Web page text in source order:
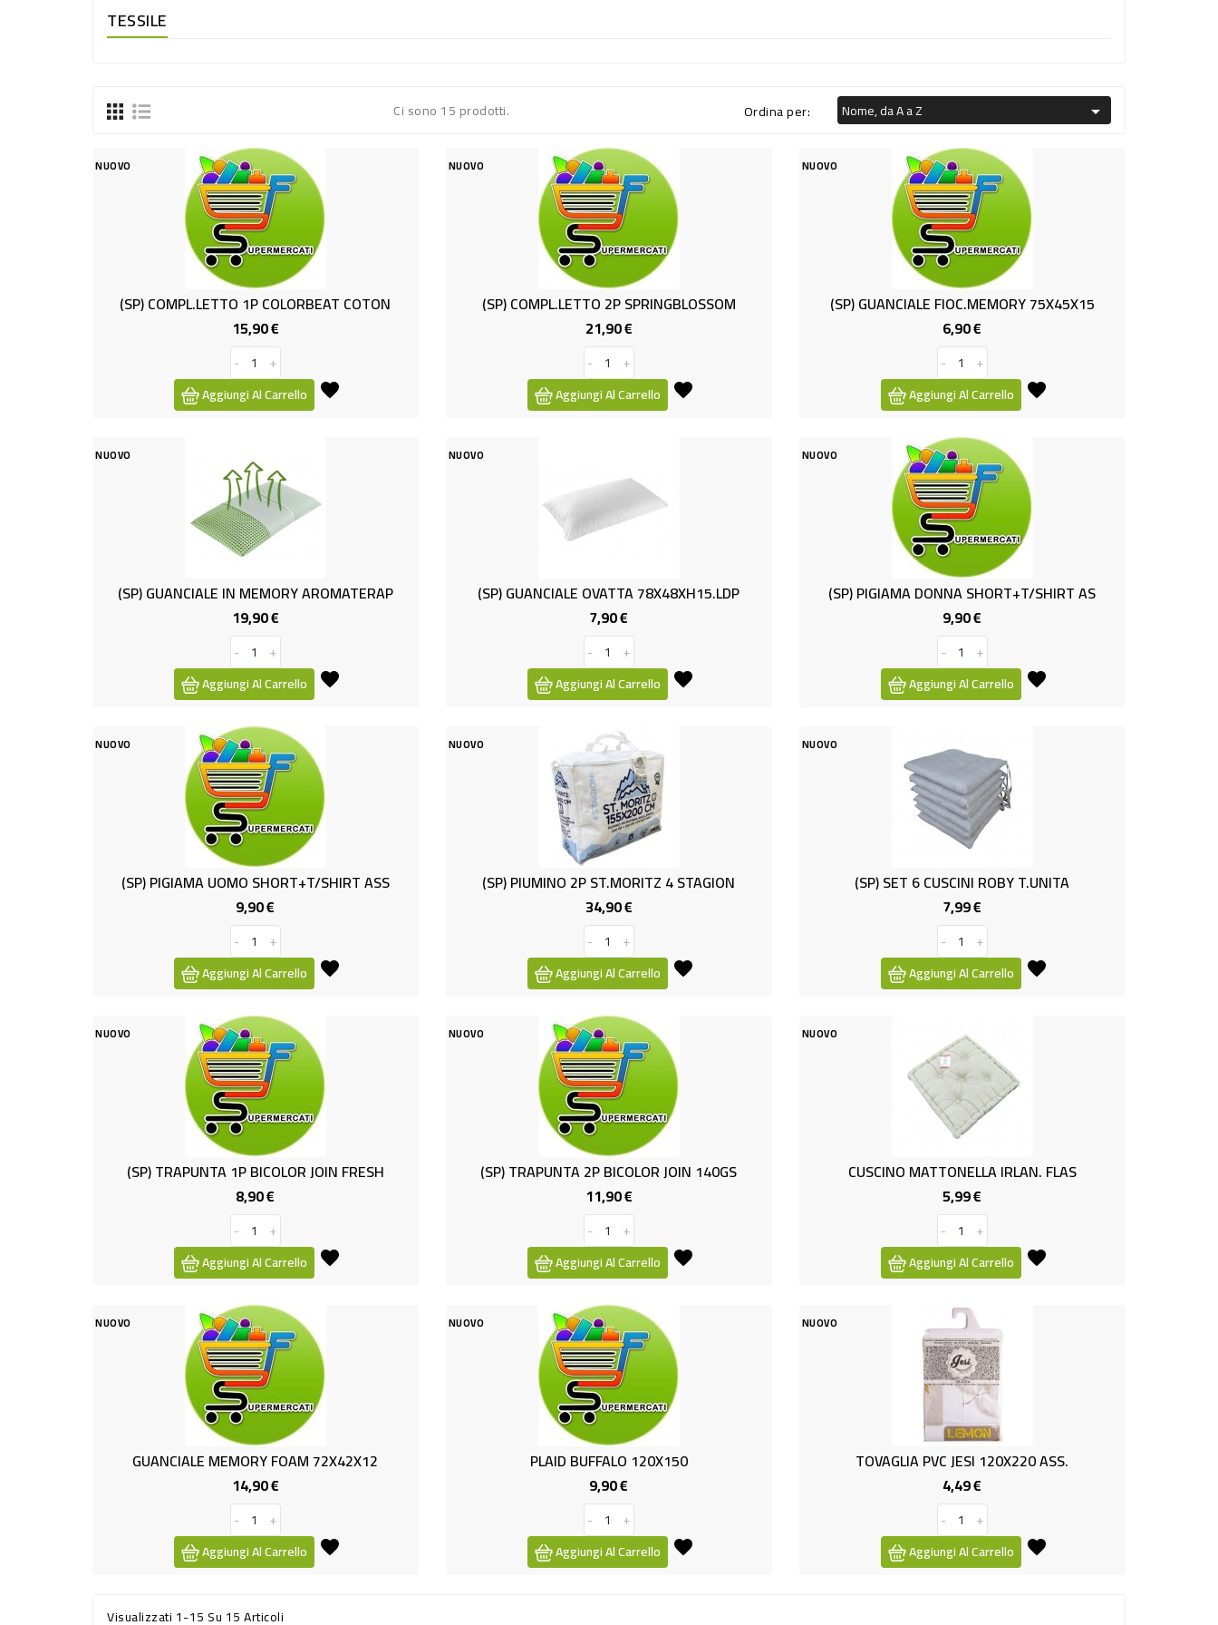
TESSILE
Ci sono 15 prodotti. Ordina per: Nome, da A a Z 
NUOVO
(SP) COMPL.LETTO 1P COLORBEAT COTON
15,90 €Prezzo
-
+
Aggiungi Al Carrello
NUOVO
(SP) COMPL.LETTO 2P SPRINGBLOSSOM
21,90 €Prezzo
-
+
Aggiungi Al Carrello
NUOVO
(SP) GUANCIALE FIOC.MEMORY 75X45X15
6,90 €
-
+
Aggiungi Al Carrello
NUOVO
(SP) GUANCIALE IN MEMORY AROMATERAP
19,90 €Prezzo
-
+
Aggiungi Al Carrello
NUOVO
(SP) GUANCIALE OVATTA 78X48XH15.LDP
7,90 €
-
+
Aggiungi Al Carrello
NUOVO
(SP) PIGIAMA DONNA SHORT+T/SHIRT AS
9,90 €
-
+
Aggiungi Al Carrello
NUOVO
(SP) PIGIAMA UOMO SHORT+T/SHIRT ASS
9,90 €
-
+
Aggiungi Al Carrello
NUOVO
(SP) PIUMINO 2P ST.MORITZ 4 STAGION
34,90 €Prezzo
-
+
Aggiungi Al Carrello
NUOVO
(SP) SET 6 CUSCINI ROBY T.UNITA
7,99 €
-
+
Aggiungi Al Carrello
NUOVO
(SP) TRAPUNTA 1P BICOLOR JOIN FRESH
8,90 €
-
+
Aggiungi Al Carrello
NUOVO
(SP) TRAPUNTA 2P BICOLOR JOIN 140GS
11,90 €Prezzo
-
+
Aggiungi Al Carrello
NUOVO
CUSCINO MATTONELLA IRLAN. FLAS
5,99 €
-
+
Aggiungi Al Carrello
NUOVO
GUANCIALE MEMORY FOAM 72X42X12
14,90 €Prezzo
-
+
Aggiungi Al Carrello
NUOVO
PLAID BUFFALO 120X150
9,90 €
-
+
Aggiungi Al Carrello
NUOVO
TOVAGLIA PVC JESI 120X220 ASS.
4,49 €
-
+
Aggiungi Al Carrello
Visualizzati 1-15 Su 15 Articoli